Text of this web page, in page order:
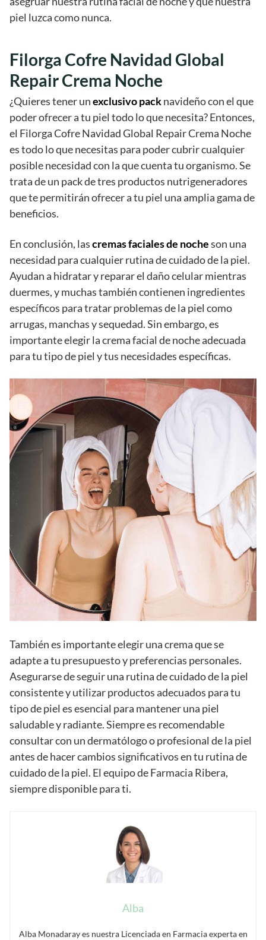
piel luzca como nunca.
Filorga Cofre Navidad Global
Repair Crema Noche
¿Quieres tener unexclusivo packnavideño con el que
poder ofrecer a tu piel todo lo que necesita? Entonces,
el Filorga Cofre Navidad Global Repair Crema Noche
es todo lo que necesitas para poder cubrir cualquier
posible necesidad con la que cuenta tu organismo. Se
trata de un pack de tres productos nutrigeneradores
que te permitirán ofrecer a tu piel una amplia gama de
beneficios.
En conclusión, lascremas faciales de nocheson una
necesidad para cualquier rutina de cuidado de la piel.
Ayudan a hidratar y reparar el daño celular mientras
duermes, y muchas también contienen ingredientes
específicos para tratar problemas de la piel como
arrugas, manchas y sequedad. Sin embargo, es
importante elegir la crema facial de noche adecuada
para tu tipo de piel y tus necesidades específicas.
También es importante elegir una crema que se
adapte a tu presupuesto y preferencias personales.
Asegurarse de seguir una rutina de cuidado de la piel
consistente y utilizar productos adecuados para tu
tipo de piel es esencial para mantener una piel
saludable y radiante. Siempre es recomendable
consultar con un dermatólogo o profesional de la piel
antes de hacer cambios significativos en tu rutina de
cuidado de la piel. El equipo de Farmacia Ribera,
siempre disponible para ti.
Alba
Alba Monadaray es nuestra Licenciada en Farmacia experta en